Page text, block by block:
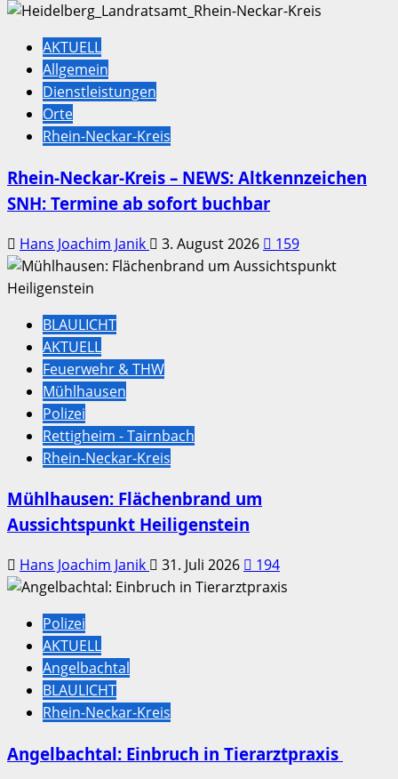
AKTUELL
Allgemein
Dienstleistungen
Orte
Rhein-Neckar-Kreis
Rhein-Neckar-Kreis – NEWS: Altkennzeichen
SNH: Termine ab sofort buchbar
Hans Joachim Janik 3. August 2026 159
BLAULICHT
AKTUELL
Feuerwehr & THW
Mühlhausen
Polizei
Rettigheim - Tairnbach
Rhein-Neckar-Kreis
Mühlhausen: Flächenbrand um
Aussichtspunkt Heiligenstein
Hans Joachim Janik 31. Juli 2026 194
Polizei
AKTUELL
Angelbachtal
BLAULICHT
Rhein-Neckar-Kreis
Angelbachtal: Einbruch in Tierarztpraxis